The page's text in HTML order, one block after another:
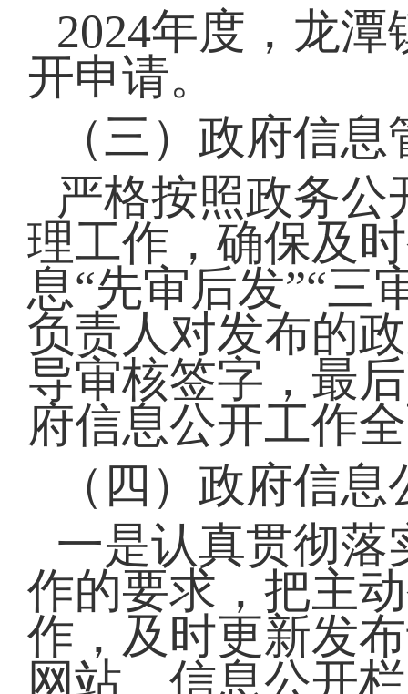
2024年度，龙
开申请。
（三）政府
严格按照政务
理工作，确保及
息“先审后发”“三
负责人对发布的
导审核签字，最
府信息公开工作
（四）政府信
一是认真贯彻落
作的要求，把主
作，及时更新发
网站、信息公开